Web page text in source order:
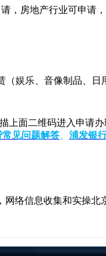
，房地产行业可申请，
娱乐、音像制品、
上面二维码进入申请
见问题解答 浦发银
络信息收集和实操